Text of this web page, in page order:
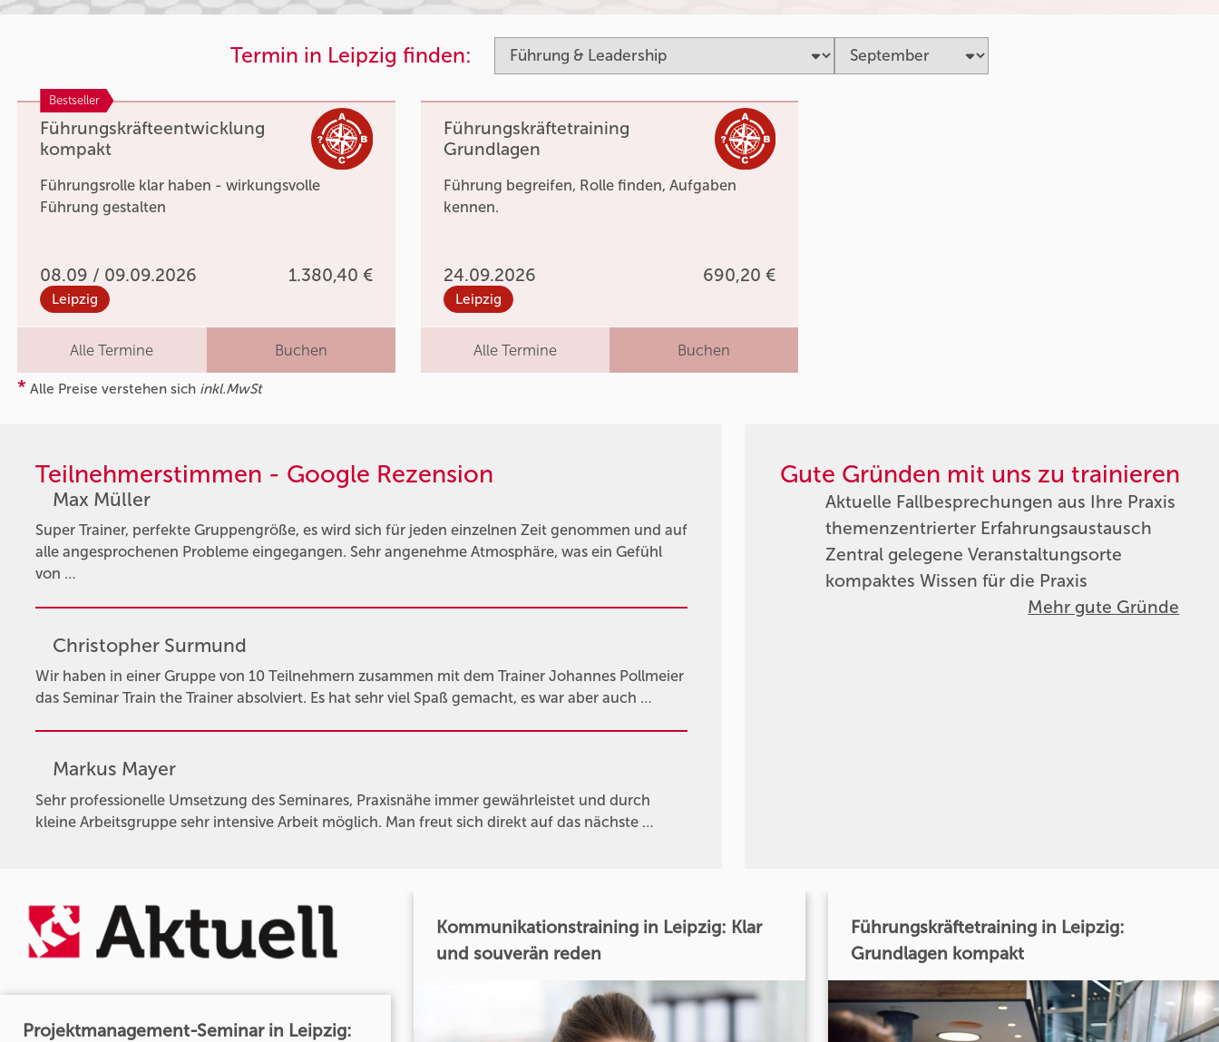
Termin in Leipzig finden:
Bestseller
Führungskräfteentwicklung
kompakt
Führungsrolle klar haben - wirkungsvolle
Führung gestalten
08.09 / 09.09.2026 1.380,40 €
Leipzig
Alle Termine Buchen
Führungskräftetraining
Grundlagen
Führung begreifen, Rolle finden, Aufgaben
kennen.
24.09.2026 690,20 €
Leipzig
Alle Termine Buchen
* Alle Preise verstehen sich inkl.MwSt
Teilnehmerstimmen - Google Rezension
Max Müller
Super Trainer, perfekte Gruppengröße, es wird sich für jeden einzelnen Zeit genommen und auf
alle angesprochenen Probleme eingegangen. Sehr angenehme Atmosphäre, was ein Gefühl
von …
Christopher Surmund
Wir haben in einer Gruppe von 10 Teilnehmern zusammen mit dem Trainer Johannes Pollmeier
das Seminar Train the Trainer absolviert. Es hat sehr viel Spaß gemacht, es war aber auch …
Markus Mayer
Sehr professionelle Umsetzung des Seminares, Praxisnähe immer gewährleistet und durch
kleine Arbeitsgruppe sehr intensive Arbeit möglich. Man freut sich direkt auf das nächste …
Gute Gründen mit uns zu trainieren
Aktuelle Fallbesprechungen aus Ihre Praxis
themenzentrierter Erfahrungsaustausch
Zentral gelegene Veranstaltungsorte
kompaktes Wissen für die Praxis
Mehr gute Gründe
Projektmanagement-Seminar in Leipzig:
Kommunikationstraining in Leipzig: Klar
und souverän reden
Führungskräftetraining in Leipzig:
Grundlagen kompakt